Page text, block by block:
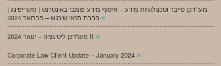
מעו”דכן סייבר וטכנולוגיות מידע – איסוף מידע פומבי באינטרנט | סקרייפינג |
»
מעו”דכן ליטיגציה – ינואר 2024 II »
Corporate Law Client Update – January 2024 »